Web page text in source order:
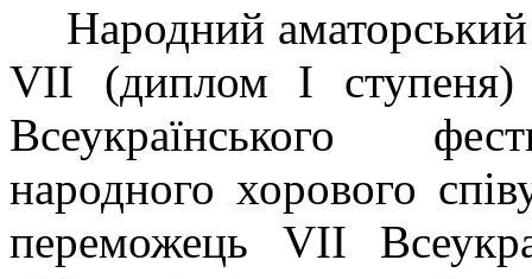
Народний
VII (диплом І
Всеукраїнського
народного хорового
переможець VII